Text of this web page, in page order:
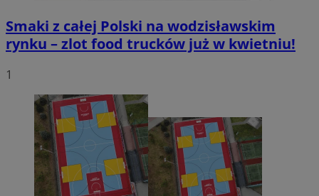
Smaki z całej Polski na wodzisławskim
rynku – zlot food trucków już w kwietniu!
1